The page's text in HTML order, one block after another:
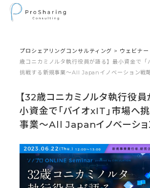
プロシェアリングコンサルティング > ウェビナ
歳コニカミノルタ執行役員が語る】最小資金で
挑戦する新規事業〜All Japanイノベーション戦
【32歳コニカミノルタ執行役員
小資金で「バイオxIT」市場へ
事業〜All Japanイノベーショ